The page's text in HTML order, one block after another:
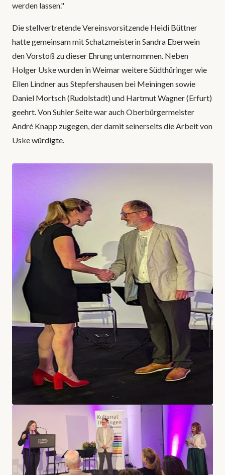
werden lassen."
Die stellvertretende Vereinsvorsitzende Heidi Büttner
hatte gemeinsam mit Schatzmeisterin Sandra Eberwein
den Vorstoß zu dieser Ehrung unternommen. Neben
Holger Uske wurden in Weimar weitere Südthüringer wie
Ellen Lindner aus Stepfershausen bei Meiningen sowie
Daniel Mortsch (Rudolstadt) und Hartmut Wagner (Erfurt)
geehrt. Von Suhler Seite war auch Oberbürgermeister
André Knapp zugegen, der damit seinerseits die Arbeit von
Uske würdigte.